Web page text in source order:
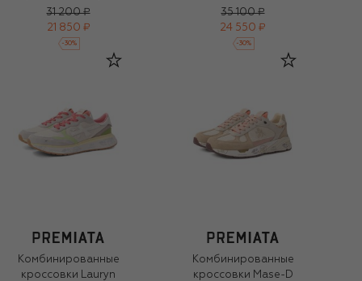
31 200 ₽
21 850 ₽
-30%
35 100 ₽
24 550 ₽
-30%
Комбинированные
кроссовки Lauryn
Комбинированные
кроссовки Mase-D